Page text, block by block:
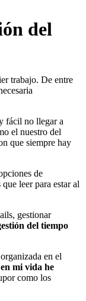
del
trabajo. De entre
fácil no llegar a
el nuestro del
que siempre hay
de
leer para estar al
gestionar
del tiempo
en el
mi vida he
como los